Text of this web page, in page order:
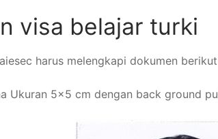
visa belajar turki
harus melengkapi dokumen
Ukuran 5×5 cm dengan back ground